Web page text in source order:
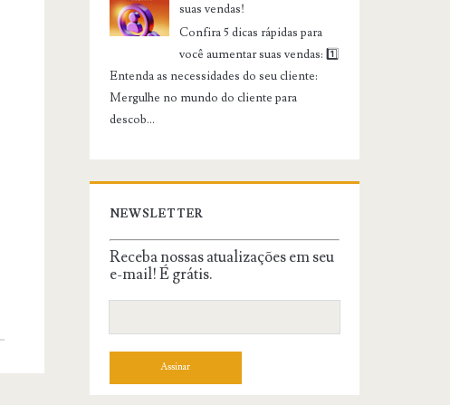
suas vendas!
Confira 5 dicas rápidas para
você aumentar suas vendas: 1️⃣
Entenda as necessidades do seu cliente:
Mergulhe no mundo do cliente para
descob...
NEWSLETTER
Receba nossas atualizações em seu
e-mail! É grátis.